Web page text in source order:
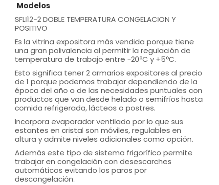
Modelos
SFLI12-2 DOBLE TEMPERATURA CONGELACION Y
POSITIVO
Es la vitrina expositora más vendida porque tiene
una gran polivalencia al permitir la regulación de
temperatura de trabajo entre -20ºC y +5ºC.
Esto significa tener 2 armarios expositores al precio
de 1 porque podemos trabajar dependiendo de la
época del año o de las necesidades puntuales con
productos que van desde helado o semifríos hasta
comida refrigerada, lácteos o postres.
Incorpora evaporador ventilado por lo que sus
estantes en cristal son móviles, regulables en
altura y admite niveles adicionales como opción.
Además este tipo de sistema frigorífico permite
trabajar en congelación con desescarches
automáticos evitando los paros por
descongelación.